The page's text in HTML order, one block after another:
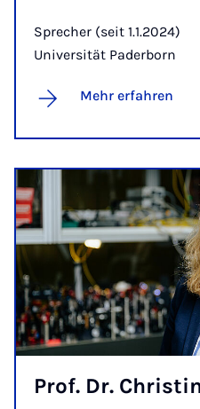
Sprecher (seit 1.1.2024)
Universität Paderborn
Mehr erfahren
Prof. Dr.